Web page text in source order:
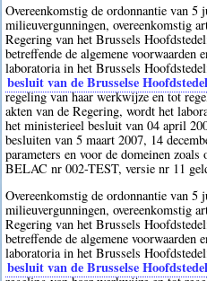
Overeenkomstig de ordonnantie van 5
milieuvergunningen, overeenkomstig
Regering van het Brussels
betreffende de algemene voorwaarden
laboratoria in het Brussels
besluit van de Brusselse
regeling van haar werkwijze en tot
akten van de Regering, wordt het
het ministerieel besluit van 04 april
besluiten van 5 maart 2007, 14
parameters en voor de domeinen
BELAC nr 002-TEST, versie nr 11
Overeenkomstig de ordonnantie van 5
milieuvergunningen, overeenkomstig
Regering van het Brussels
betreffende de algemene voorwaarden
laboratoria in het Brussels
besluit van de Brusselse